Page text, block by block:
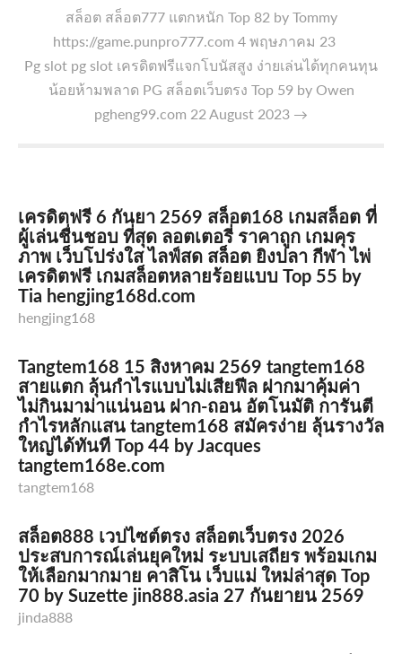
สล็อต สล็อต777 แตกหนัก Top 82 by Tommy
https://game.punpro777.com 4 พฤษภาคม 23
Pg slot pg slot เครดิตฟรีแจกโบนัสสูง ง่ายเล่นได้ทุกคนทุน
น้อยห้ามพลาด PG สล็อตเว็บตรง Top 59 by Owen
pgheng99.com 22 August 2023 →
เครดิตฟรี 6 กันยา 2569 สล็อต168 เกมสล็อต ที่
ผู้เล่นชื่นชอบ ที่สุด ลอตเตอรี่ ราคาถูก เกมคุร
ภาพ เว็บโปร่งใส ไลฟ์สด สล็อต ยิงปลา กีฬา ไพ่
เครดิตฟรี เกมสล็อตหลายร้อยแบบ Top 55 by
Tia hengjing168d.com
hengjing168
Tangtem168 15 สิงหาคม 2569 tangtem168
สายแตก ลุ้นกำไรแบบไม่เสียฟีล ฝากมาคุ้มค่า
ไม่กินมาม่าแน่นอน ฝาก-ถอน อัตโนมัติ การันตี
กำไรหลักแสน tangtem168 สมัครง่าย ลุ้นรางวัล
ใหญ่ได้ทันที Top 44 by Jacques
tangtem168e.com
tangtem168
สล็อต888 เวปไซต์ตรง สล็อตเว็บตรง 2026
ประสบการณ์เล่นยุคใหม่ ระบบเสถียร พร้อมเกม
ให้เลือกมากมาย คาสิโน เว็บแม่ ใหม่ล่าสุด Top
70 by Suzette jin888.asia 27 กันยายน 2569
jinda888